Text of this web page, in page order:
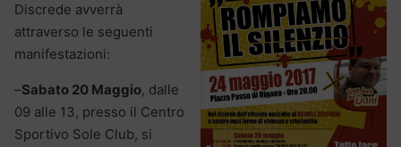
Discrede avverrà
attraverso le seguenti
manifestazioni:
–Sabato 20 Maggio, dalle
09 alle 13, presso il Centro
Sportivo Sole Club, si